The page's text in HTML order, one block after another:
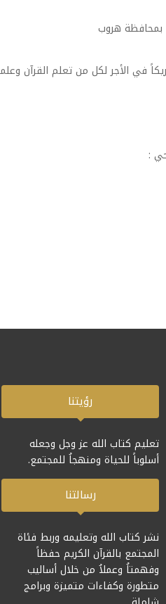
بمحافظة هروب
:
رؤيتنا
تعليم كتاب الله عز وجل وجعله
أسلوباً للحياة ومنهجاُ للمجتمع.
رسالتنا
نشر كتاب الله وتعليمه وربط فئاة
المجتمع بالقرآن الكريم حفظاً
وفهمتاُ وعملاُ من خلال أساليب
متطورة وكفاءات متميزة وبرامج